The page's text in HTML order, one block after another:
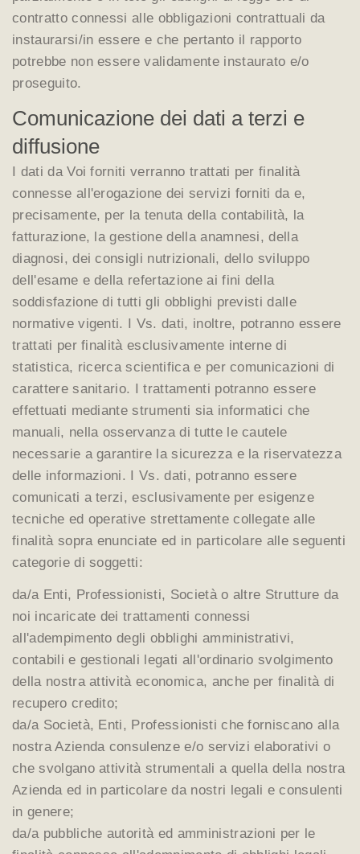
contratto connessi alle obbligazioni contrattuali da
instaurarsi/in essere e che pertanto il rapporto
potrebbe non essere validamente instaurato e/o
proseguito.
Comunicazione dei dati a terzi e
diffusione
I dati da Voi forniti verranno trattati per finalità
connesse all'erogazione dei servizi forniti da e,
precisamente, per la tenuta della contabilità, la
fatturazione, la gestione della anamnesi, della
diagnosi, dei consigli nutrizionali, dello sviluppo
dell'esame e della refertazione ai fini della
soddisfazione di tutti gli obblighi previsti dalle
normative vigenti. I Vs. dati, inoltre, potranno essere
trattati per finalità esclusivamente interne di
statistica, ricerca scientifica e per comunicazioni di
carattere sanitario. I trattamenti potranno essere
effettuati mediante strumenti sia informatici che
manuali, nella osservanza di tutte le cautele
necessarie a garantire la sicurezza e la riservatezza
delle informazioni. I Vs. dati, potranno essere
comunicati a terzi, esclusivamente per esigenze
tecniche ed operative strettamente collegate alle
finalità sopra enunciate ed in particolare alle seguenti
categorie di soggetti:
da/a Enti, Professionisti, Società o altre Strutture da
noi incaricate dei trattamenti connessi
all'adempimento degli obblighi amministrativi,
contabili e gestionali legati all'ordinario svolgimento
della nostra attività economica, anche per finalità di
recupero credito;
da/a Società, Enti, Professionisti che forniscano alla
nostra Azienda consulenze e/o servizi elaborativi o
che svolgano attività strumentali a quella della nostra
Azienda ed in particolare da nostri legali e consulenti
in genere;
da/a pubbliche autorità ed amministrazioni per le